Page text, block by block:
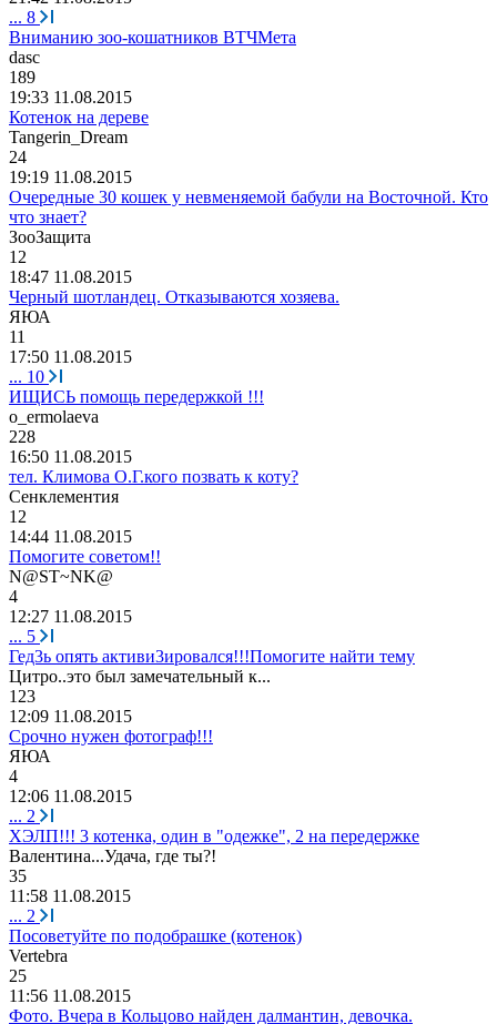
... 8
Вниманию зоо-кошатников ВТЧМета
dasc
189
19:33 11.08.2015
Котенок на дереве
Tangerin_Dream
24
19:19 11.08.2015
Очередные 30 кошек у невменяемой бабули на Восточной. Кто
что знает?
ЗооЗащита
12
18:47 11.08.2015
Черный шотландец. Отказываются хозяева.
ЯЮА
11
17:50 11.08.2015
... 10
ИЩИСЬ помощь передержкой !!!
o_ermolaeva
228
16:50 11.08.2015
тел. Климова О.Г.кого позвать к коту?
Сенклементия
12
14:44 11.08.2015
Помогите советом!!
N@ST~NK@
4
12:27 11.08.2015
... 5
Гед3ь опять активи3ировался!!!Помогите найти тему
Цитро..это был замечательный к...
123
12:09 11.08.2015
Срочно нужен фотограф!!!
ЯЮА
4
12:06 11.08.2015
... 2
ХЭЛП!!! 3 котенка, один в "одежке", 2 на передержке
Валентина...Удача, где ты?!
35
11:58 11.08.2015
... 2
Посоветуйте по подобрашке (котенок)
Vertebra
25
11:56 11.08.2015
Фото. Вчера в Кольцово найден далмантин, девочка.